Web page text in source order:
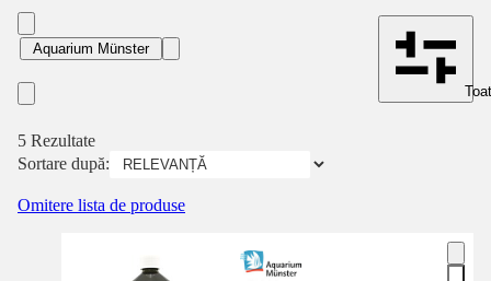
Aquarium Münster
5 Rezultate
Sortare după:
Omitere lista de produse